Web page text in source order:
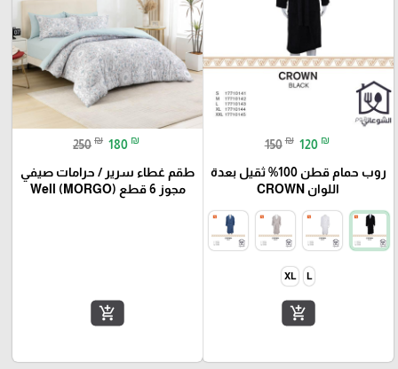
150 ₪ 120 ₪
روب حمام قطن 100% ثقيل بعدة
اللوان CROWN
L
XL
add_shopping_cart
250 ₪ 180 ₪
طقم غطاء سرير / حرامات صيفي
مجوز 6 قطع Well (MORGO)
add_shopping_cart